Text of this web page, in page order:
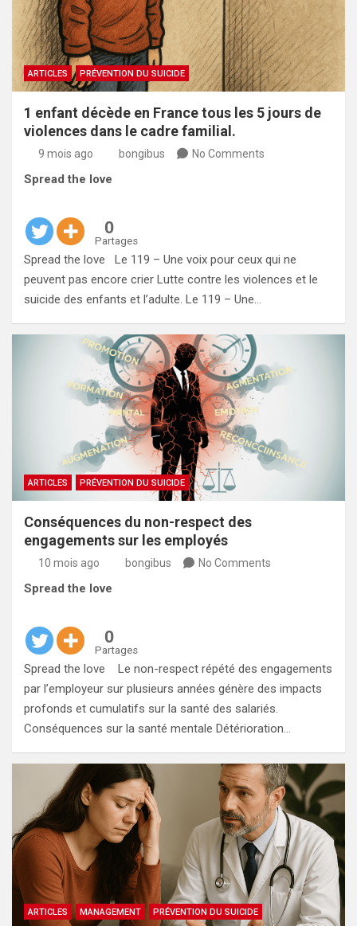
ARTICLES PRÉVENTION DU SUICIDE
1 enfant décède en France tous les 5 jours de
violences dans le cadre familial.
9 mois ago bongibus No Comments
Spread the love
0
Partages
Spread the love Le 119 – Une voix pour ceux qui ne
peuvent pas encore crier Lutte contre les violences et le
suicide des enfants et l’adulte. Le 119 – Une…
ARTICLES PRÉVENTION DU SUICIDE
Conséquences du non-respect des
engagements sur les employés
10 mois ago bongibus No Comments
Spread the love
0
Partages
Spread the love Le non-respect répété des engagements
par l’employeur sur plusieurs années génère des impacts
profonds et cumulatifs sur la santé des salariés.
Conséquences sur la santé mentale Détérioration…
ARTICLES MANAGEMENT PRÉVENTION DU SUICIDE